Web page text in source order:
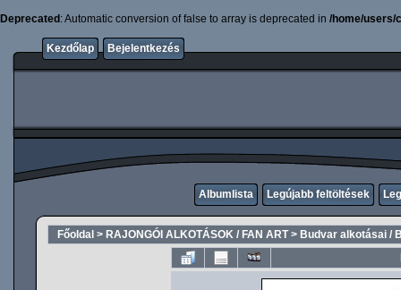
Deprecated : Automatic conversion of false to array is deprecated in /home/users/
Kezdőlap Bejelentkezés
Albumlista Legújabb feltöltések
Főoldal > RAJONGÓI ALKOTÁSOK / FAN ART> Budvar alkotásai /